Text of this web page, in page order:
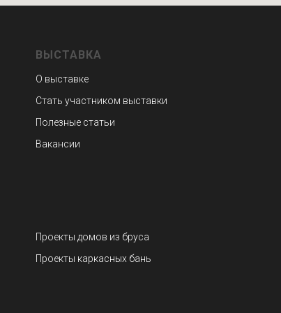
ВЫСТАВКА
О выставке
Стать участником выставки
Полезные статьи
Вакансии
Проекты домов из бруса
Проекты каркасных бань